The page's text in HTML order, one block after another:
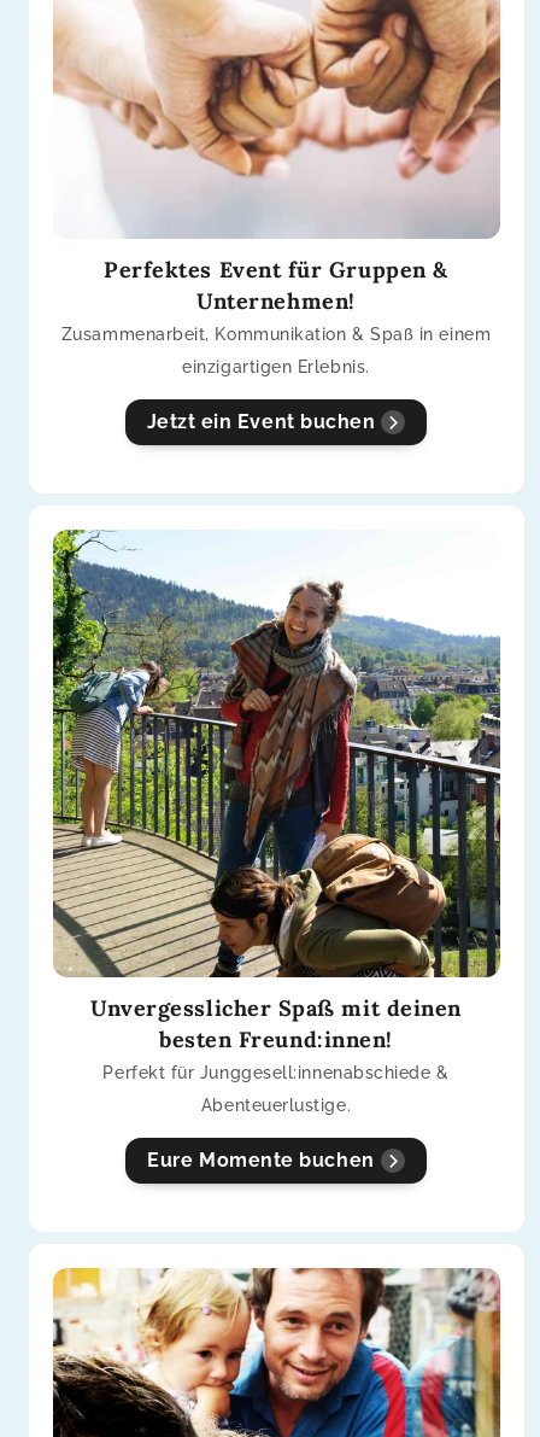
Perfektes Event für Gruppen &
Unternehmen!
Zusammenarbeit, Kommunikation & Spaß in einem
einzigartigen Erlebnis.
Jetzt ein Event buchen
Unvergesslicher Spaß mit deinen
besten Freund:innen!
Perfekt für Junggesell:innenabschiede &
Abenteuerlustige.
Eure Momente buchen